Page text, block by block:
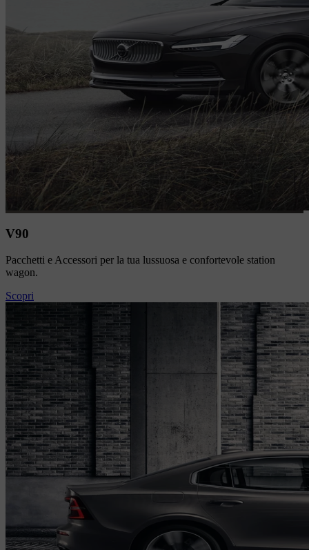
V90
Pacchetti e Accessori per la tua lussuosa e confortevole station
wagon.
Scopri